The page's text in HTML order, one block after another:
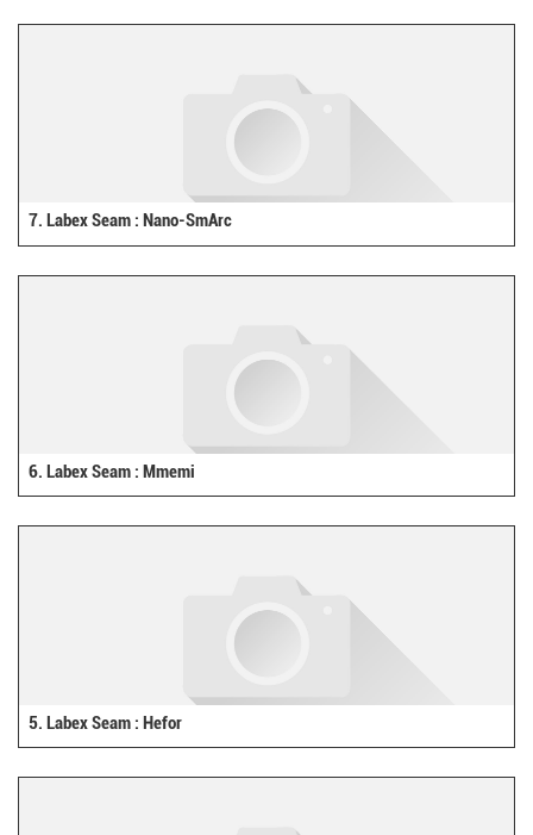
7. Labex Seam : Nano-SmArc
6. Labex Seam : Mmemi
5. Labex Seam : Hefor